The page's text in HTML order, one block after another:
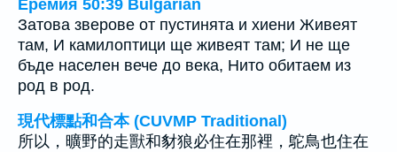
Еремия 50:39 Bulgarian
Затова зверове от пустинята и хиени Живеят
там, И камилоптици ще живеят там; И не ще
бъде населен вече до века, Нито обитаем из
род в род.
現代標點和合本 (CUVMP Traditional)
所以，曠野的走獸和豺狼必住在那裡，鴕鳥也住在